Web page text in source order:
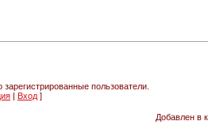
пользователи.
| Вход ]
Добавлен в